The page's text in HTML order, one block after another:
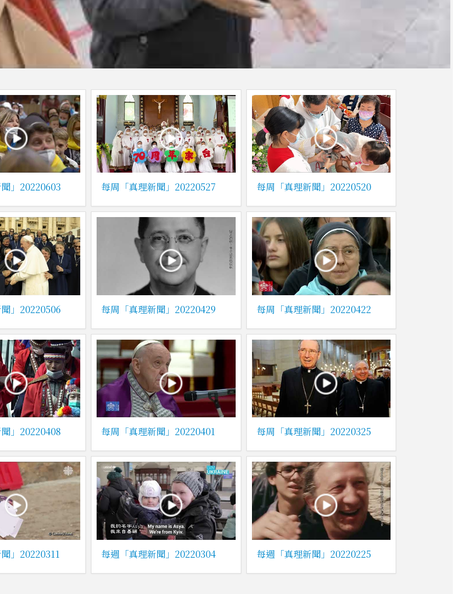
」20220603 每周「真理新聞」20220527 每周「真理新聞」20220520
」20220506 每周「真理新聞」20220429 每周「真理新聞」20220422
」20220408 每周「真理新聞」20220401 每周「真理新聞」20220325
」20220311 每週「真理新聞」20220304 每週「真理新聞」20220225